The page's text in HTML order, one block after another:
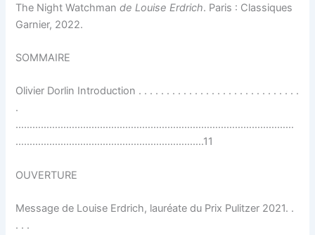
The Night Watchmande Louise Erdrich. Paris : Classiques
Garnier, 2022.
SOMMAIRE
Olivier Dorlin Introduction . . . . . . . . . . . . . . . . . . . . . . . . . . . . .
.
………………………………………………………………………………………
………………………………………………………….11
OUVERTURE
Message de Louise Erdrich, lauréate du Prix Pulitzer 2021. .
. . .